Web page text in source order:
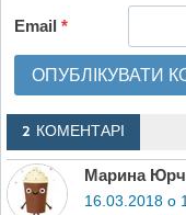
Email*
2 КОМЕНТАРІ
Марина
16.03.2018 о